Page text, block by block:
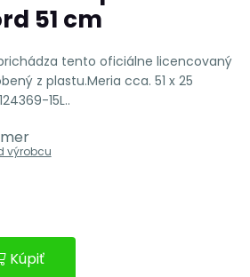
51 cm
tento oficiálne licencovaný
z plastu.Meria cca. 51 x 25
15L..
výrobcu
Kúpiť